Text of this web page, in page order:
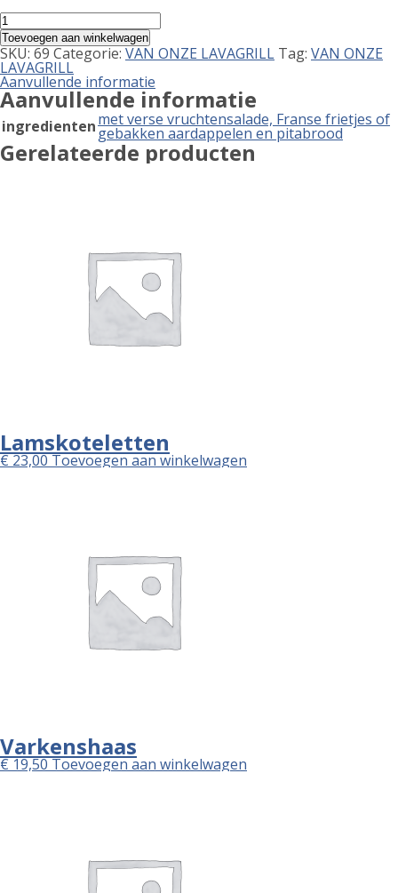
Haasbiefstuk
aantal
Toevoegen aan winkelwagen
SKU: 69 Categorie: VAN ONZE LAVAGRILL Tag: VAN ONZE
LAVAGRILL
Aanvullende informatie
Aanvullende informatie
ingredientenmet verse vruchtensalade, Franse frietjes of
gebakken aardappelen en pitabrood
Gerelateerde producten
Lamskoteletten
€23,00Toevoegen aan winkelwagen
Varkenshaas
€19,50Toevoegen aan winkelwagen